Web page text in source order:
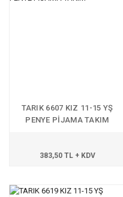
TARIK 6607 KIZ 11-15 YŞ
PENYE PİJAMA TAKIM
383,50 TL + KDV